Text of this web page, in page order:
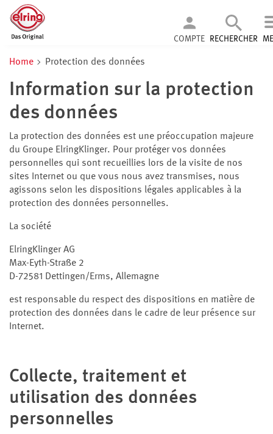
COMPTE RECHERCHER
Home Protection des données
Information sur la protection
des données
La protection des données est une préoccupation majeure
du Groupe ElringKlinger. Pour protéger vos données
personnelles qui sont recueillies lors de la visite de nos
sites Internet ou que vous nous avez transmises, nous
agissons selon les dispositions légales applicables à la
protection des données personnelles.
La société
ElringKlinger AG
Max-Eyth-Straße 2
D-72581 Dettingen/Erms, Allemagne
est responsable du respect des dispositions en matière de
protection des données dans le cadre de leur présence sur
Internet.
Collecte, traitement et
utilisation des données
personnelles